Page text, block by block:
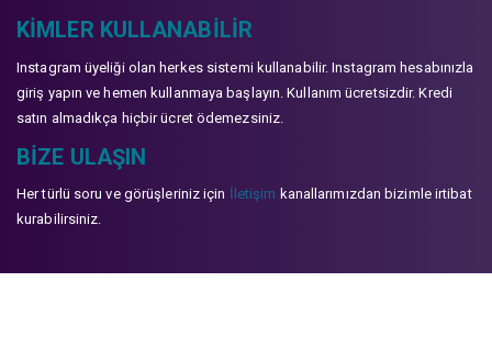
KIMLER KULLANABILIR
Instagram üyeliği olan herkes sistemi kullanabilir. Instagram hesabınızla
giriş yapın ve hemen kullanmaya başlayın. Kullanım ücretsizdir. Kredi
satın almadıkça hiçbir ücret ödemezsiniz.
BIZE ULAŞIN
Her türlü soru ve görüşleriniz için İletişim kanallarımızdan bizimle irtibat
kurabilirsiniz.